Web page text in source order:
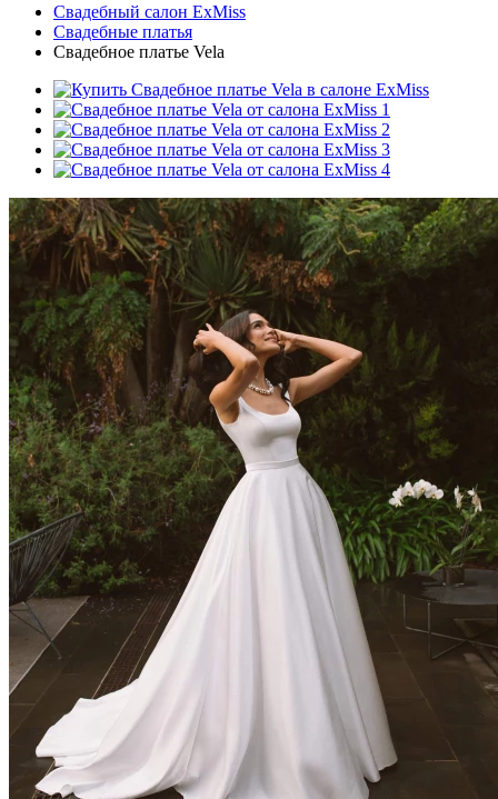
Свадебный салон ExMiss
Свадебные платья
Свадебное платье Vela